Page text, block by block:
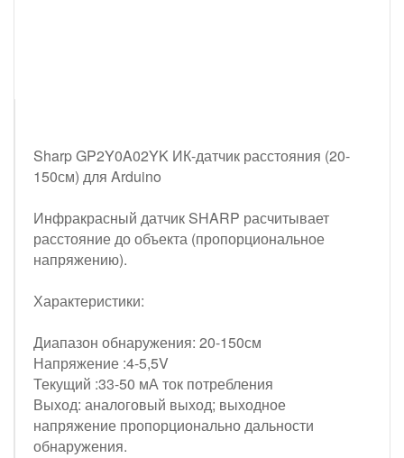
Sharp GP2Y0A02YK ИК-датчик расстояния (20-
150см) для Arduino
Инфракрасный датчик SHARP расчитывает
расстояние до объекта (пропорциональное
напряжению).
Характеристики:
Диапазон обнаружения: 20-150см
Напряжение :4-5,5V
Текущий :33-50 мА ток потребления
Выход: аналоговый выход; выходное
напряжение пропорционально дальности
обнаружения.